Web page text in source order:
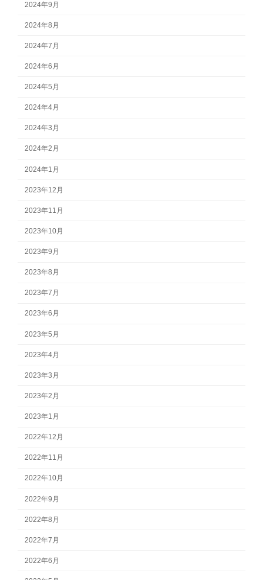
2024年9月
2024年8月
2024年7月
2024年6月
2024年5月
2024年4月
2024年3月
2024年2月
2024年1月
2023年12月
2023年11月
2023年10月
2023年9月
2023年8月
2023年7月
2023年6月
2023年5月
2023年4月
2023年3月
2023年2月
2023年1月
2022年12月
2022年11月
2022年10月
2022年9月
2022年8月
2022年7月
2022年6月